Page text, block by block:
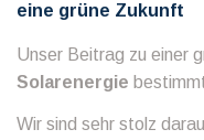
eine grüne Zukunft
Unser Beitrag zu einer
Solarenergie
Wir sind sehr stolz